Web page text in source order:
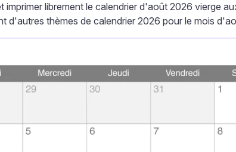
imprimer librement le calendrier d'août 2026 vierge
d'autres thèmes de calendrier 2026 pour le mois